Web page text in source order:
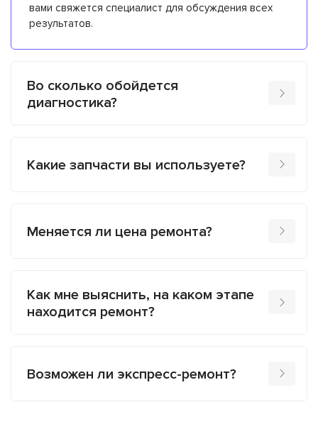
вами свяжется специалист для обсуждения всех
результатов.
Во сколько обойдется
диагностика?
Какие запчасти вы используете?
Меняется ли цена ремонта?
Как мне выяснить, на каком этапе
находится ремонт?
Возможен ли экспресс-ремонт?